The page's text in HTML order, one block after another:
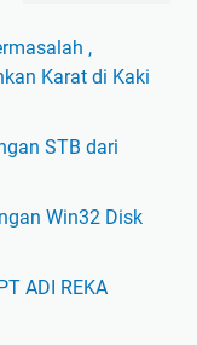
,
Karat di Kaki
STB dari
Win32 Disk
ADI REKA